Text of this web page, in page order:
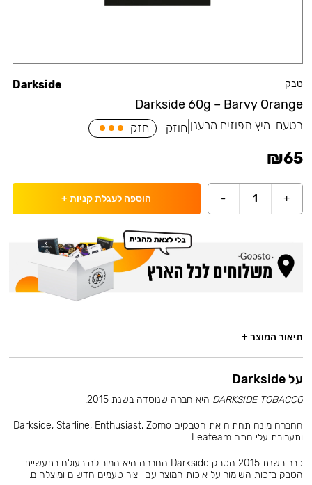
טבק
Darkside 60g – Barvy Orange
Darkside
בטעם: מיץ תפוזים מרענן חוזק חזק
₪65
+
1
- הוספה לעגלת קניות +
תיאור המוצר +
על Darkside
DARKSIDE TOBACCO היא חברה שנוסדה בשנת 2015.
החברה מונה תחתיה את הטבקים Darkside, Starline, Enthusiast, Zomo
ותערובת עלי התה Leateam.
כבר בשנת 2015 הטבק Darkside החברה היא המובילה בעולם בתעשיית
הטבק בזכות השימור על איכות המוצר עם ייצור טעמים חדשים ומוצלחים.